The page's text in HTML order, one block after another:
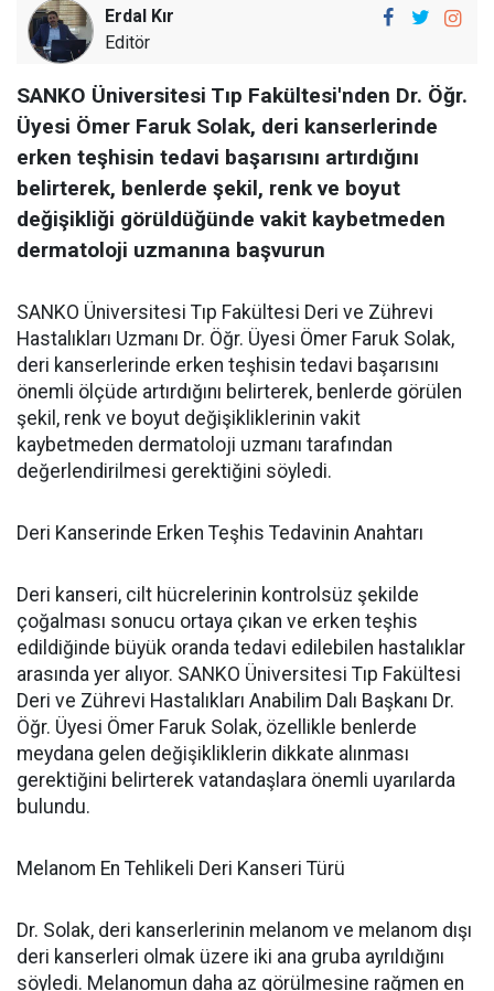
Erdal Kır
Editör
SANKO Üniversitesi Tıp Fakültesi'nden Dr. Öğr.
Üyesi Ömer Faruk Solak, deri kanserlerinde
erken teşhisin tedavi başarısını artırdığını
belirterek, benlerde şekil, renk ve boyut
değişikliği görüldüğünde vakit kaybetmeden
dermatoloji uzmanına başvurun
SANKO Üniversitesi Tıp Fakültesi Deri ve Zührevi
Hastalıkları Uzmanı Dr. Öğr. Üyesi Ömer Faruk Solak,
deri kanserlerinde erken teşhisin tedavi başarısını
önemli ölçüde artırdığını belirterek, benlerde görülen
şekil, renk ve boyut değişikliklerinin vakit
kaybetmeden dermatoloji uzmanı tarafından
değerlendirilmesi gerektiğini söyledi.
Deri Kanserinde Erken Teşhis Tedavinin Anahtarı
Deri kanseri, cilt hücrelerinin kontrolsüz şekilde
çoğalması sonucu ortaya çıkan ve erken teşhis
edildiğinde büyük oranda tedavi edilebilen hastalıklar
arasında yer alıyor. SANKO Üniversitesi Tıp Fakültesi
Deri ve Zührevi Hastalıkları Anabilim Dalı Başkanı Dr.
Öğr. Üyesi Ömer Faruk Solak, özellikle benlerde
meydana gelen değişikliklerin dikkate alınması
gerektiğini belirterek vatandaşlara önemli uyarılarda
bulundu.
Melanom En Tehlikeli Deri Kanseri Türü
Dr. Solak, deri kanserlerinin melanom ve melanom dışı
deri kanserleri olmak üzere iki ana gruba ayrıldığını
söyledi. Melanomun daha az görülmesine rağmen en